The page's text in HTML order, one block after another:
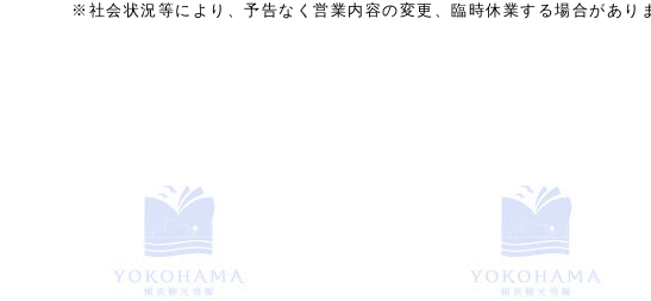
※社会状況等により、予告なく営業内容の変更、臨時休業する場合があり